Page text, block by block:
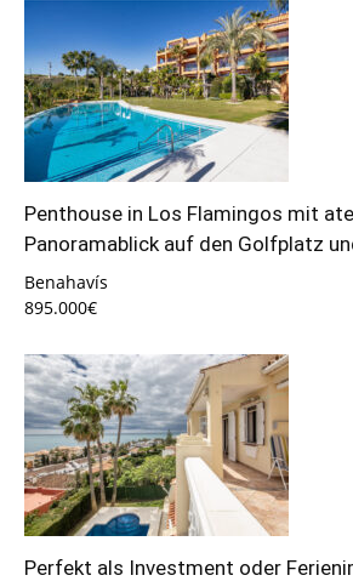
Penthouse in Los Flamingos mit
Panoramablick auf den Golfplatz
Benahavís
895.000€
Perfekt als Investment oder